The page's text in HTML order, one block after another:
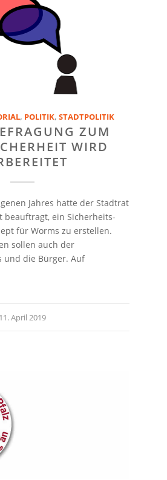
, POLITIK, STADTPOLITIK
ZUM
WIRD
Jahres hatte der Stadtrat
beauftragt, ein Sicherheits-
für Worms zu erstellen.
sollen auch der
und die Bürger. Auf
11. April 2019